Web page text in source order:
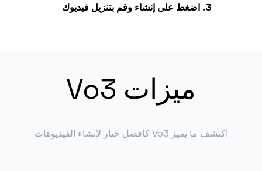
اضغط على إنشاء وقم بتنزيل فيديوك
ميزات Vo3
اكتشف ما يميز Vo3 كأفضل خيار لإنشاء الفيديوهات